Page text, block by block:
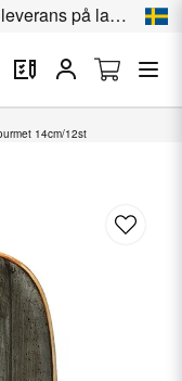
på lagervara
14cm/12st